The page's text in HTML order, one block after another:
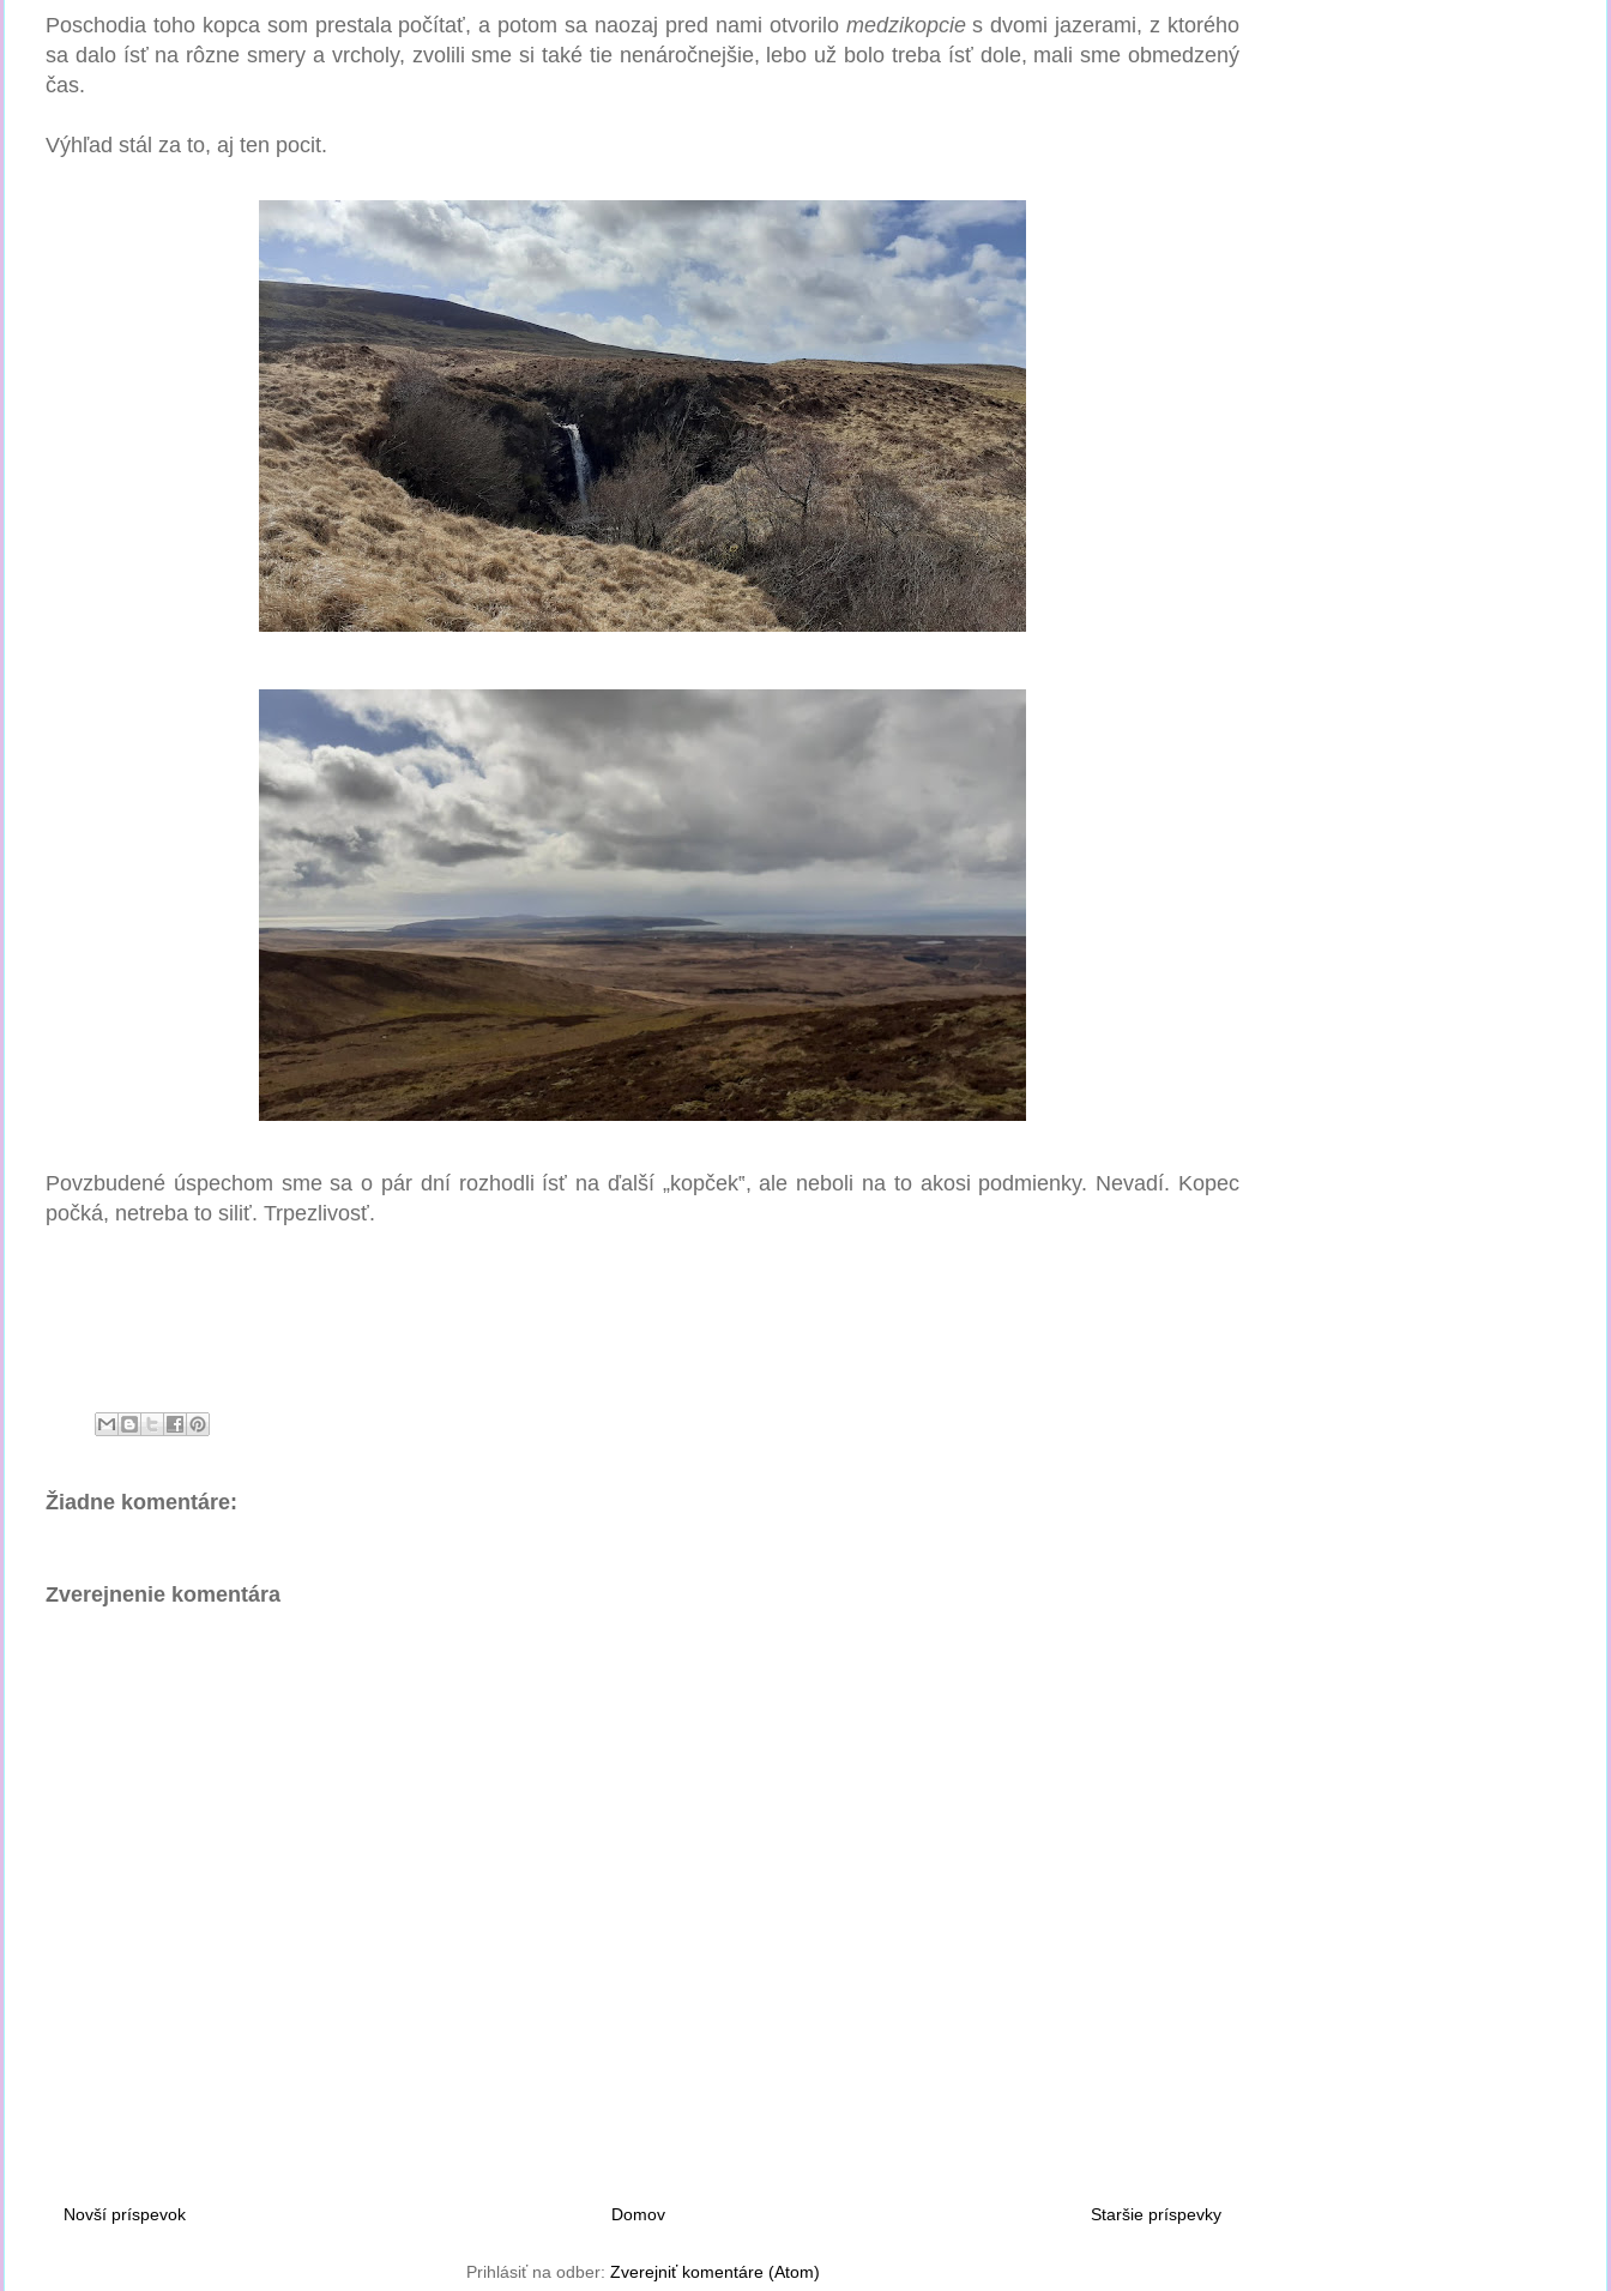
Poschodia toho kopca som prestala počítať, a potom sa naozaj pred nami otvorilo medzikopcies dvomi jazerami, z ktorého
sa dalo ísť na rôzne smery a vrcholy, zvolili sme si také tie nenáročnejšie, lebo už bolo treba ísť dole, mali sme obmedzený
čas.
Výhľad stál za to, aj ten pocit.
Povzbudené úspechom sme sa o pár dní rozhodli ísť na ďalší „kopček‟, ale neboli na to akosi podmienky. Nevadí. Kopec
počká, netreba to siliť. Trpezlivosť.
Žiadne komentáre:
Zverejnenie komentára
Novší príspevok Staršie príspevky
Domov
Prihlásiť na odber: Zverejniť komentáre (Atom)